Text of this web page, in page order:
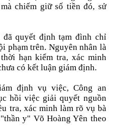
chiếm giữ số tiền đó, sử
đã quyết định tạm đình chỉ
phạm trên. Nguyên nhân là
hạn kiểm tra, xác minh
có kết luận giám định.
định vụ việc, Công an
hồi việc giải quyết nguồn
tra, xác minh làm rõ vụ bà
y" Võ Hoàng Yên theo